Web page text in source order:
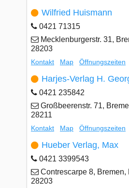
Wilfried Huismann
0421 71315
Mecklenburgerstr. 31,
28203
Kontakt Map Öffnungszeiten
Harjes-Verlag H.
0421 235842
Großbeerenstr. 71,
28211
Kontakt Map Öffnungszeiten
Hueber Verlag, Max
0421 3399543
Contrescarpe 8, Bremen,
28203